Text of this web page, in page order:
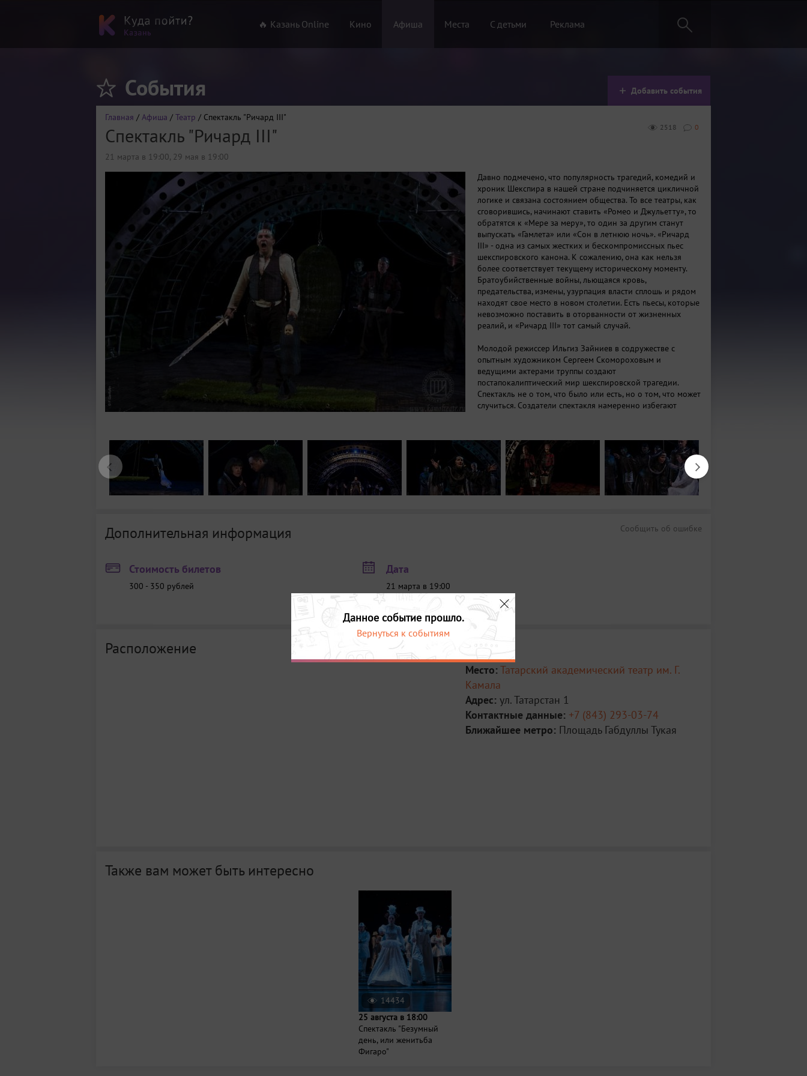
🔥 Казань Online Кино Афиша Места С детьми Реклама
События Добавить события
Главная / Афиша / Театр / Спектакль "Ричард III"
0
2518
Спектакль "Ричард III"
21 марта в 19:00, 29 мая в 19:00
Давно подмечено, что популярность трагедий, комедий и
хроник Шекспира в нашей стране подчиняется цикличной
логике и связана состоянием общества. То все театры, как
сговорившись, начинают ставить «Ромео и Джульетту», то
обратятся к «Мере за меру», то один за другим станут
выпускать «Гамлета» или «Сон в летнюю ночь». «Ричард
III» - одна из самых жестких и бескомпромиссных пьес
шекспировского канона. К сожалению, она как нельзя
более соответствует текущему историческому моменту.
Братоубийственные войны, льющаяся кровь,
предательства, измены, узурпация власти сплошь и рядом
находят свое место в новом столетии. Есть пьесы, которые
невозможно поставить в оторванности от жизненных
реалий, и «Ричард III» тот самый случай.
Молодой режиссер Ильгиз Зайниев в содружестве с
опытным художником Сергеем Скомороховым и
ведущими актерами труппы создают
постапокалиптический мир шекспировской трагедии.
Спектакль не о том, что было или есть, но о том, что может
случиться. Создатели спектакля намеренно избегают
прошлого или современности. Тема трагедии звучит
предостережением настоящему. Есть только одна деталь,
отсылающая к нынешней моде – фотографировать все и
вся – двое актеров исполняют роли безмолвных
папарацци, бездушных фиксаторов кровавых событий.
Сообщить об ошибке
Дополнительная информация
Стоимость билетов
300 - 350 рублей
Дата
21 марта в 19:00
Расположение
Место: Татарский академический театр им. Г.
Камала
Адрес: ул. Татарстан 1
Контактные данные: +7 (843) 293-03-74
Ближайшее метро: Площадь Габдуллы Тукая
Также вам может быть интересно
14434
25 августа в 18:00
Спектакль "Безумный
день, или женитьба
Фигаро"
Данное событие прошло.
Вернуться к событиям